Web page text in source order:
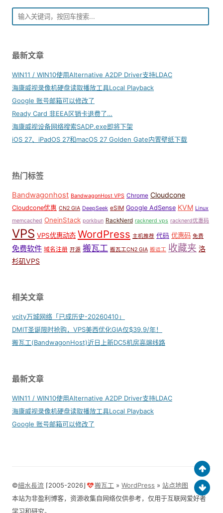
最新文章
WIN11 / WIN10使用Alternative A2DP Driver支持LDAC
海康威视录像机硬盘读取播放工具Local Playback
Google 账号邮箱可以修改了
Ready Card 非EEA区销卡退费了…
海康威视设备网络搜索SADP.exe即将下架
iOS 27、iPadOS 27和macOS 27 Golden Gate内置壁纸下载
热门标签
Bandwagonhost BandwagonHost VPS Chrome Cloudcone
Cloudcone优惠 CN2 GIA DeepSeek eSIM Google AdSense KVM Linux
memcached OneinStack porkbun RackNerd racknerd vps racknerd优惠码
VPS VPS优惠动态 WordPress 主机推荐 代码 优惠码 免费
免费软件 域名注册 开源 搬瓦工 搬瓦工CN2 GIA 搬运工 收藏夹 洛
杉矶VPS
相关文章
vcity万城网络「已成历史-20260410」
DMIT圣诞限时抢购，VPS美西优化GIA仅$39.9/年！
搬瓦工(BandwagonHost)近日上新DC5机房高端线路
最新文章
WIN11 / WIN10使用Alternative A2DP Driver支持LDAC
海康威视录像机硬盘读取播放工具Local Playback
Google 账号邮箱可以修改了
©細水長流 ⌈2005-2026⌋ 搬瓦工 »WordPress »站点地图
本站为非盈利博客，资源收集自网络仅供参考，仅用于互联网爱好者
学习和研究。